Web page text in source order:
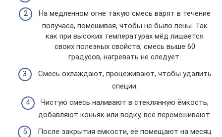
На медленном огне такую смесь варят в течение
получаса, помешивая, чтобы не было пены. Так
как при высоких температурах мёд лишается
своих полезных свойств, смесь выше 60
градусов, нагревать не следует.
Смесь охлаждают, процеживают, чтобы удалить
специи.
Чистую смесь наливают в стеклянную ёмкость,
добавляют коньяк или водку, всё перемешивают.
После закрытия емкости, её помещают на месяц